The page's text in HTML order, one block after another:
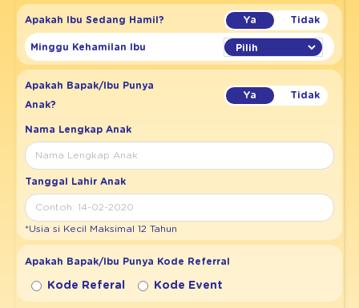
Apakah Ibu Sedang Hamil?
Minggu Kehamilan Ibu
Apakah Bapak/Ibu Punya
Anak?
Nama Lengkap Anak
Tanggal Lahir Anak
*Usia si Kecil Maksimal 12 Tahun
Apakah Bapak/Ibu Punya Kode Referral
Kode Referal Kode Event